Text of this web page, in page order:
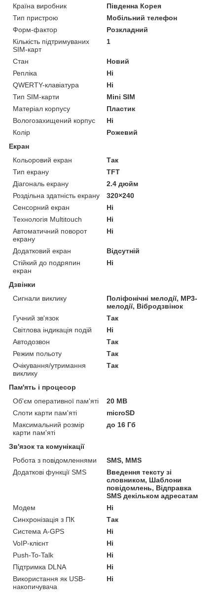
Країна виробник
Південна Корея
Тип пристрою
Мобільний телефон
Форм-фактор
Розкладний
Кількість підтримуваних
SIM-карт
1
Стан
Новий
Репліка
Ні
QWERTY-клавіатура
Ні
Тип SIM-карти
Mini SIM
Матеріал корпусу
Пластик
Вологозахищений корпус
Ні
Колір
Рожевий
Екран
Кольоровий екран
Так
Тип екрану
TFT
Діагональ екрану
2.4 дюйм
Роздільна здатність екрану
320×240
Сенсорний екран
Ні
Технологія Multitouch
Ні
Автоматичний поворот
екрану
Ні
Додатковий екран
Відсутній
Стійкий до подряпин
екран
Ні
Дзвінки
Сигнали виклику
Поліфонічні мелодії, MP3-
мелодії, Вібродзвінок
Гучний зв'язок
Так
Світлова індикація подій
Ні
Автодозвон
Так
Режим польоту
Так
Очікування/утримання
виклику
Так
Пам'ять і процесор
Об'єм оперативної пам'яті
20 MB
Слоти карти пам'яті
microSD
Максимальний розмір
карти пам'яті
до 16 Гб
Зв'язок та комунікації
Робота з повідомленнями
SMS, MMS
Додаткові функції SMS
Введення тексту зі
словником, Шаблони
повідомлень, Відправка
SMS декільком адресатам
Модем
Ні
Синхронізація з ПК
Так
Система A-GPS
Ні
VoIP-клієнт
Ні
Push-To-Talk
Ні
Підтримка DLNA
Ні
Використання як USB-
накопичувача
Ні